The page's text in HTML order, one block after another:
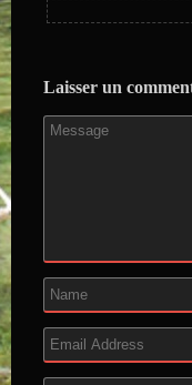
Laisser un